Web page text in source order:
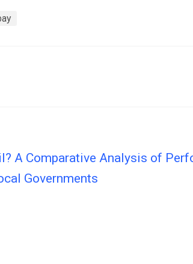
A Comparative Analysis of
Governments